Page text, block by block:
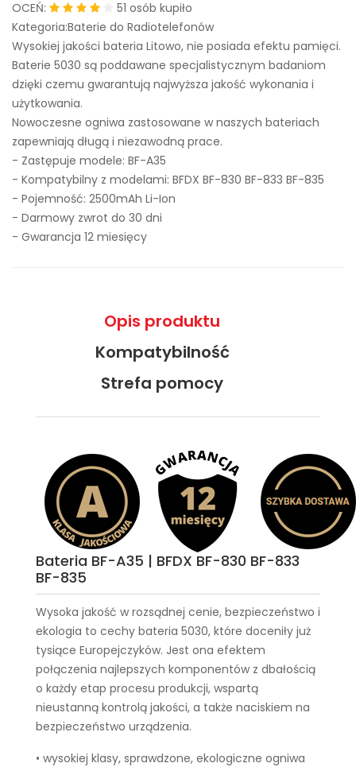
OCEŃ:
51 osób kupiło
Kategoria:Baterie do Radiotelefonów
Wysokiej jakości bateria Litowo, nie posiada efektu pamięci.
Baterie 5030 są poddawane specjalistycznym badaniom
dzięki czemu gwarantują najwyższa jakość wykonania i
użytkowania.
Nowoczesne ogniwa zastosowane w naszych bateriach
zapewniają długą i niezawodną prace.
- Zastępuje modele: BF-A35
- Kompatybilny z modelami: BFDX BF-830 BF-833 BF-835
- Pojemność: 2500mAh Li-Ion
- Darmowy zwrot do 30 dni
- Gwarancja 12 miesięcy
Opis produktu
Kompatybilność
Strefa pomocy
Bateria BF-A35 | BFDX BF-830 BF-833
BF-835
Wysoka jakość w rozsądnej cenie, bezpieczeństwo i
ekologia to cechy bateria 5030, które doceniły już
tysiące Europejczyków. Jest ona efektem
połączenia najlepszych komponentów z dbałością
o każdy etap procesu produkcji, wspartą
nieustanną kontrolą jakości, a także naciskiem na
bezpieczeństwo urządzenia.
• wysokiej klasy, sprawdzone, ekologiczne ogniwa